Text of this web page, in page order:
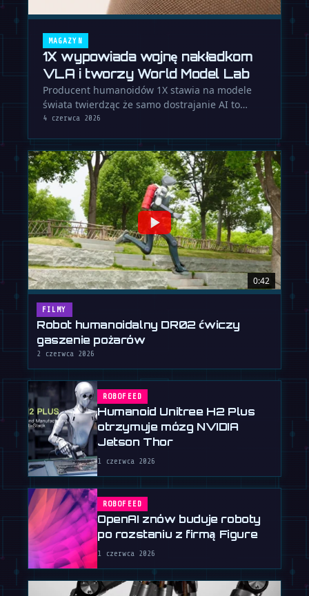
MAGAZYN
1X wypowiada wojnę nakładkom
VLA i tworzy World Model Lab
Producent humanoidów 1X stawia na modele
świata twierdząc że samo dostrajanie AI to
ślepy zaułek w tworzeniu w pełni …
4 czerwca 2026
0:42
FILMY
Robot humanoidalny DR02 ćwiczy
gaszenie pożarów
2 czerwca 2026
ROBOFEED
Humanoid Unitree H2 Plus
otrzymuje mózg NVIDIA
Jetson Thor
1 czerwca 2026
ROBOFEED
OpenAI znów buduje roboty
po rozstaniu z firmą Figure
1 czerwca 2026